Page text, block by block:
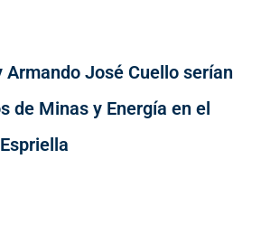
Armando José Cuello serían
de Minas y Energía en el